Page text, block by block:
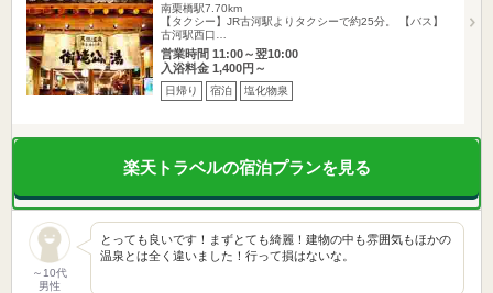
南栗橋駅7.70km
【タクシー】JR古河駅よりタクシーで約25分。 【バス】
古河駅西口…
営業時間 11:00～翌10:00
入浴料金 1,400円～
日帰り 宿泊 塩化物泉
楽天トラベルの宿泊プランを見る
～10代
男性
とっても良いです！まずとても綺麗！建物の中も雰囲気もほかの
温泉とは全く違いました！行って損はないな。